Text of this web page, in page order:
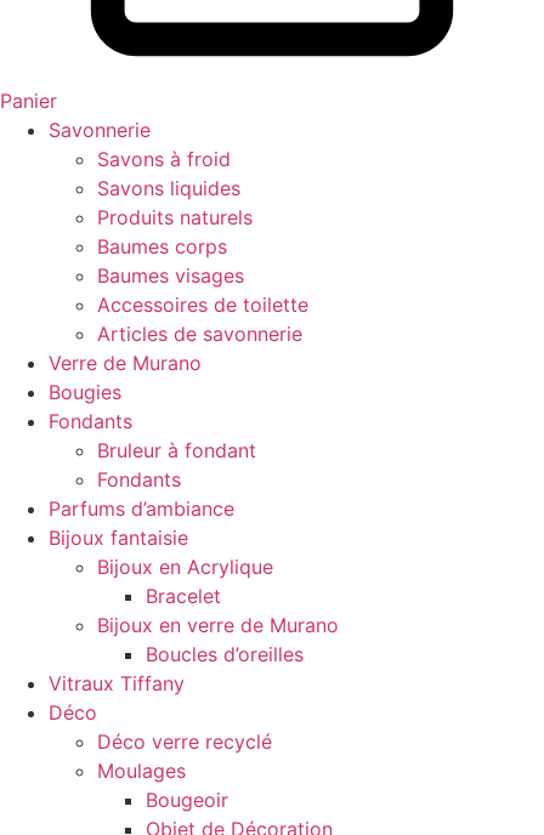
Panier
Savonnerie
Savons à froid
Savons liquides
Produits naturels
Baumes corps
Baumes visages
Accessoires de toilette
Articles de savonnerie
Verre de Murano
Bougies
Fondants
Bruleur à fondant
Fondants
Parfums d’ambiance
Bijoux fantaisie
Bijoux en Acrylique
Bracelet
Bijoux en verre de Murano
Boucles d’oreilles
Vitraux Tiffany
Déco
Déco verre recyclé
Moulages
Bougeoir
Objet de Décoration